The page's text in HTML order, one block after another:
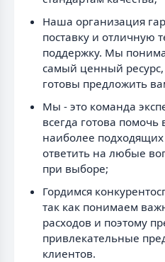
Наша организация
поставку и отличную
поддержку. Мы
самый ценный
готовы предложить
Мы - это команда
всегда готова
наиболее
ответить на любые
при выборе;
Гордимся
так как понимаем
расходов и поэтому
привлекательные
клиентов.